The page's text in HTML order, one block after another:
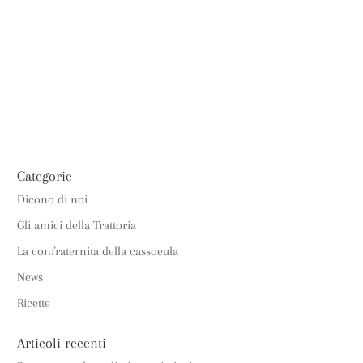
Categorie
Dicono di noi
Gli amici della Trattoria
La confraternita della cassoeula
News
Ricette
Articoli recenti